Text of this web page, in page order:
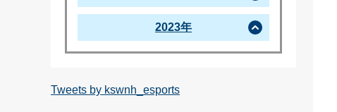
2023年
Tweets by kswnh_esports